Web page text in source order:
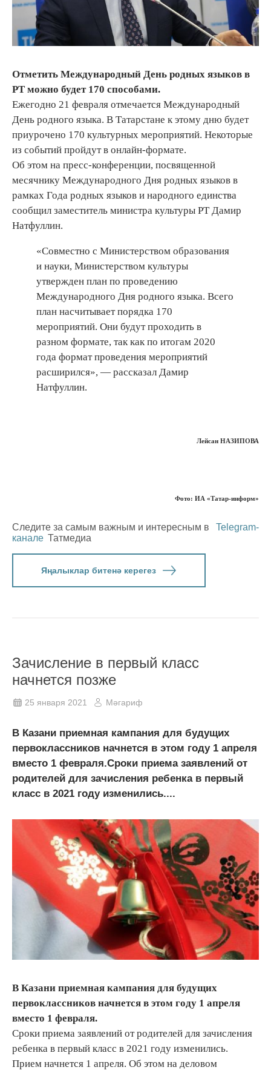
Отметить Международный День родных языков в
РТ можно будет 170 способами.
Ежегодно 21 февраля отмечается Международный
День родного языка. В Татарстане к этому дню будет
приурочено 170 культурных мероприятий. Некоторые
из событий пройдут в онлайн-формате.
Об этом на пресс-конференции, посвященной
месячнику Международного Дня родных языков в
рамках Года родных языков и народного единства
сообщил заместитель министра культуры РТ Дамир
Натфуллин.
«Совместно с Министерством образования
и науки, Министерством культуры
утвержден план по проведению
Международного Дня родного языка. Всего
план насчитывает порядка 170
мероприятий. Они будут проходить в
разном формате, так как по итогам 2020
года формат проведения мероприятий
расширился», — рассказал Дамир
Натфуллин.
Лейсан НАЗИПОВА
Фото: ИА «Татар-информ»
Следите за самым важным и интересным в
Telegram-
канале Татмедиа
Яңалыклар битенә керегез
Зачисление в первый класс
начнется позже
25 января 2021 Мәгариф
В Казани приемная кампания для будущих
первоклассников начнется в этом году 1 апреля
вместо 1 февраля.Сроки приема заявлений от
родителей для зачисления ребенка в первый
класс в 2021 году изменились....
В Казани приемная кампания для будущих
первоклассников начнется в этом году 1 апреля
вместо 1 февраля.
Сроки приема заявлений от родителей для зачисления
ребенка в первый класс в 2021 году изменились.
Прием начнется 1 апреля. Об этом на деловом